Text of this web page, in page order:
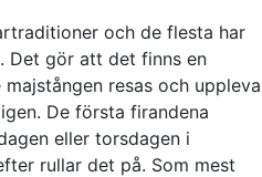
och de flesta har
Det gör att det finns en
resas och uppleva
De första firandena
eller torsdagen i
rullar det på. Som mest